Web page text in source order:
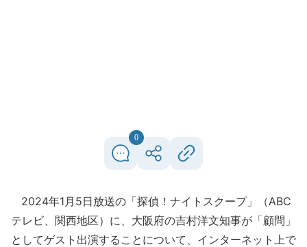
0
2024年1月5日放送の「探偵！ナイトスクープ」（ABC
テレビ、関西地区）に、大阪府の吉村洋文知事が「顧問」
としてゲスト出演することについて、インターネット上で